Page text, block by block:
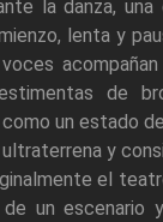
la danza, una
lenta y
de
un estado
y
el
un escenario